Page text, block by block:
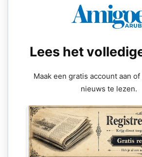
Lees het
Maak een gratis account aan
nieuws te lezen.